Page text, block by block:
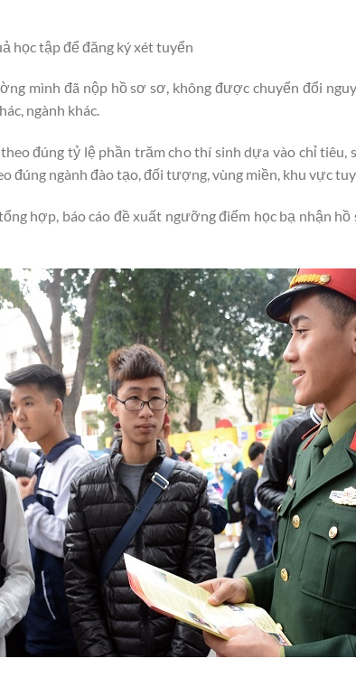
học tập để đăng ký xét tuyển
mình đã nộp hồ sơ sơ, không được chuyển đổi
ngành khác.
đúng tỷ lệ phần trăm cho thí sinh dựa vào chỉ
đúng ngành đào tạo, đối tượng, vùng miền, khu vực
hợp, báo cáo đề xuất ngưỡng điểm học bạ nhận